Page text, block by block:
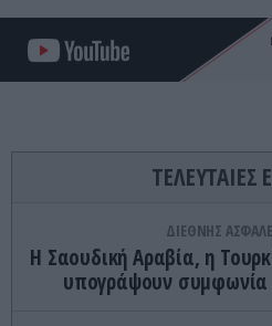
ΤΕΛΕΥΤΑΙΕΣ
ΔΙΕΘΝΗΣ
Η Σαουδική Αραβία, η
υπογράψουν συμφωνία